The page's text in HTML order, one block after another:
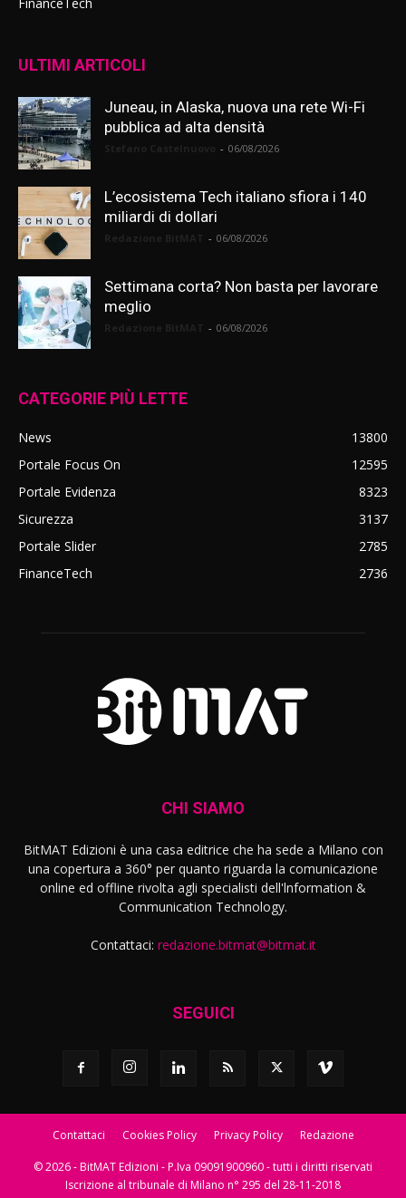
ULTIMI ARTICOLI
Juneau, in Alaska, nuova una rete Wi-Fi
pubblica ad alta densità
- 06/08/2026
L’ecosistema Tech italiano sfiora i 140
miliardi di dollari
- 06/08/2026
Settimana corta? Non basta per lavorare
meglio
- 06/08/2026
CATEGORIE PIÙ LETTE
News
13800
Portale Focus On
12595
Portale Evidenza
8323
Sicurezza
3137
Portale Slider
2785
FinanceTech
2736
CHI SIAMO
BitMAT Edizioni è una casa editrice che ha sede a Milano con
una copertura a 360° per quanto riguarda la comunicazione
online ed offline rivolta agli specialisti dell'lnformation &
Communication Technology.
Contattaci: redazione.bitmat@bitmat.it
SEGUICI
Contattaci Cookies Policy Privacy Policy Redazione
© 2026 - BitMAT Edizioni - P.Iva 09091900960 - tutti i diritti riservati
Iscrizione al tribunale di Milano n° 295 del 28-11-2018